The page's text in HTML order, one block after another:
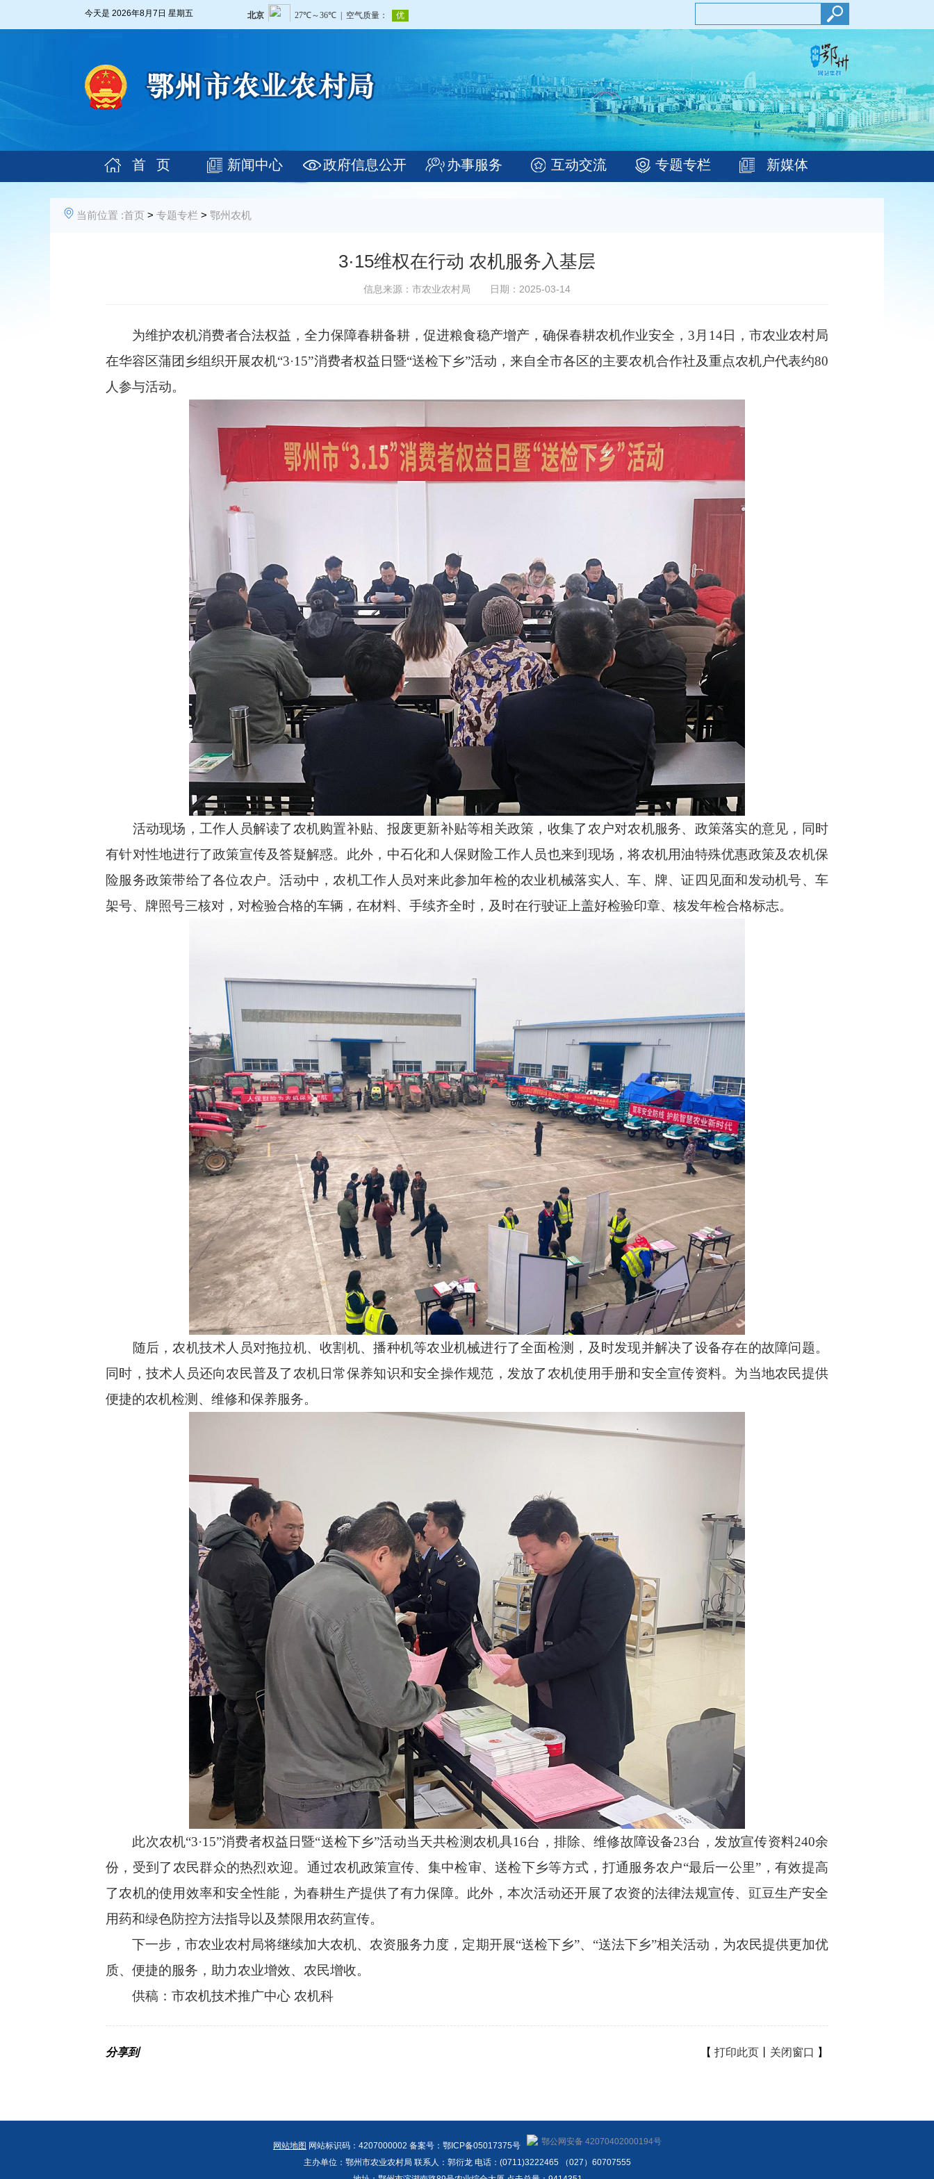
今天是 2026年8月7日 星期五
首 页 新闻中心 政府信息公开 办事服务 互动交流 专题专栏 新媒体
当前位置 :首页 > 专题专栏 > 鄂州农机
3·15维权在行动 农机服务入基层
信息来源：市农业农村局 日期：2025-03-14
为维护农机消费者合法权益，全力保障春耕备耕，促进粮食稳产增产，确保春耕农机作业安全，3月14日，市农业农村局
在华容区蒲团乡组织开展农机“3·15”消费者权益日暨“送检下乡”活动，来自全市各区的主要农机合作社及重点农机户代表约80
人参与活动。
活动现场，工作人员解读了农机购置补贴、报废更新补贴等相关政策，收集了农户对农机服务、政策落实的意见，同时
有针对性地进行了政策宣传及答疑解惑。此外，中石化和人保财险工作人员也来到现场，将农机用油特殊优惠政策及农机保
险服务政策带给了各位农户。活动中，农机工作人员对来此参加年检的农业机械落实人、车、牌、证四见面和发动机号、车
架号、牌照号三核对，对检验合格的车辆，在材料、手续齐全时，及时在行驶证上盖好检验印章、核发年检合格标志。
随后，农机技术人员对拖拉机、收割机、播种机等农业机械进行了全面检测，及时发现并解决了设备存在的故障问题。
同时，技术人员还向农民普及了农机日常保养知识和安全操作规范，发放了农机使用手册和安全宣传资料。为当地农民提供
便捷的农机检测、维修和保养服务。
此次农机“3·15”消费者权益日暨“送检下乡”活动当天共检测农机具16台，排除、维修故障设备23台，发放宣传资料240余
份，受到了农民群众的热烈欢迎。通过农机政策宣传、集中检审、送检下乡等方式，打通服务农户“最后一公里”，有效提高
了农机的使用效率和安全性能，为春耕生产提供了有力保障。此外，本次活动还开展了农资的法律法规宣传、豇豆生产安全
用药和绿色防控方法指导以及禁限用农药宣传。
下一步，市农业农村局将继续加大农机、农资服务力度，定期开展“送检下乡”、“送法下乡”相关活动，为农民提供更加优
质、便捷的服务，助力农业增效、农民增收。
供稿： 市农机技术推广中心 农机科
分享到 【 打印此页 关闭窗口 】
网站地图 网站标识码：4207000002 备案号：鄂ICP备05017375号 鄂公网安备 42070402000194号
主办单位：鄂州市农业农村局 联系人：郭衍龙 电话：(0711)3222465 （027）60707555